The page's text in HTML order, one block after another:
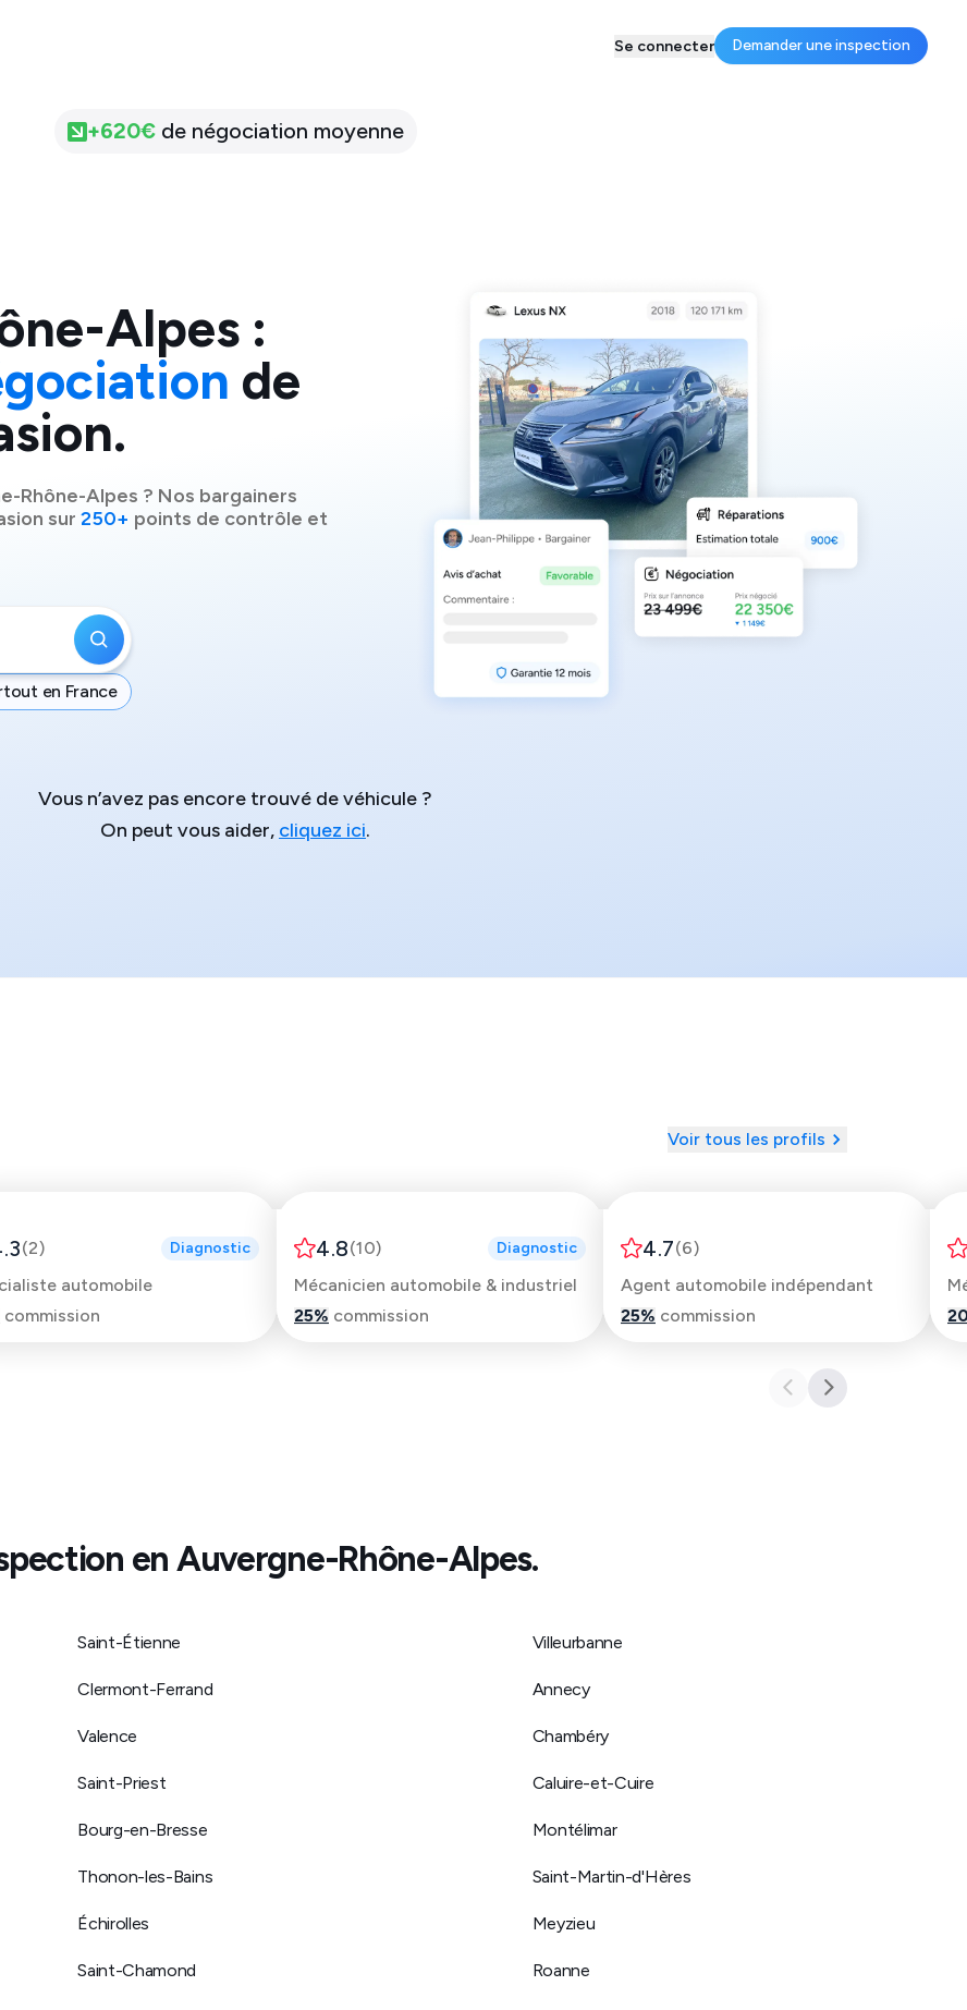
Se connecter Demander une inspection
+620€ de négociation moyenne
Alpes :
de
Rhône-Alpes ? Nos bargainers
sur 250+ points de contrôle et
en France
Vous n’avez pas encore trouvé de véhicule ?
On peut vous aider, cliquez ici.
Voir tous les profils
(2) Diagnostic
automobile
commission
4.8(10) Diagnostic
Mécanicien automobile & industriel
25% commission
4.7(6)
Agent automobile indépendant
25% commission
en Auvergne-Rhône-Alpes.
Saint-Étienne Villeurbanne
Clermont-Ferrand Annecy
Valence Chambéry
Saint-Priest Caluire-et-Cuire
Bourg-en-Bresse Montélimar
Thonon-les-Bains Saint-Martin-d'Hères
Échirolles Meyzieu
Saint-Chamond Roanne